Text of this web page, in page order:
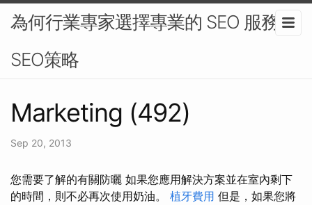
為何行業專家選擇專業的 SEO 服務 -
SEO策略
Marketing (492)
Sep 20, 2013
您需要了解的有關防曬 如果您應用解決方案並在室內剩下
的時間，則不必再次使用奶油。 植牙費用 但是，如果您將